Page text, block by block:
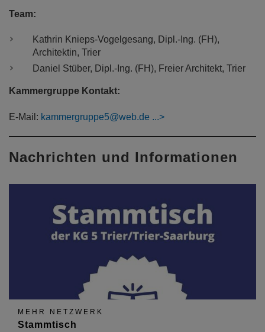
Team:
Kathrin Knieps-Vogelgesang, Dipl.-Ing. (FH),
Architektin, Trier
Daniel Stüber, Dipl.-Ing. (FH), Freier Architekt, Trier
Kammergruppe Kontakt:
E-Mail: kammergruppe5@web.de
Nachrichten und Informationen
MEHR NETZWERK
Stammtisch